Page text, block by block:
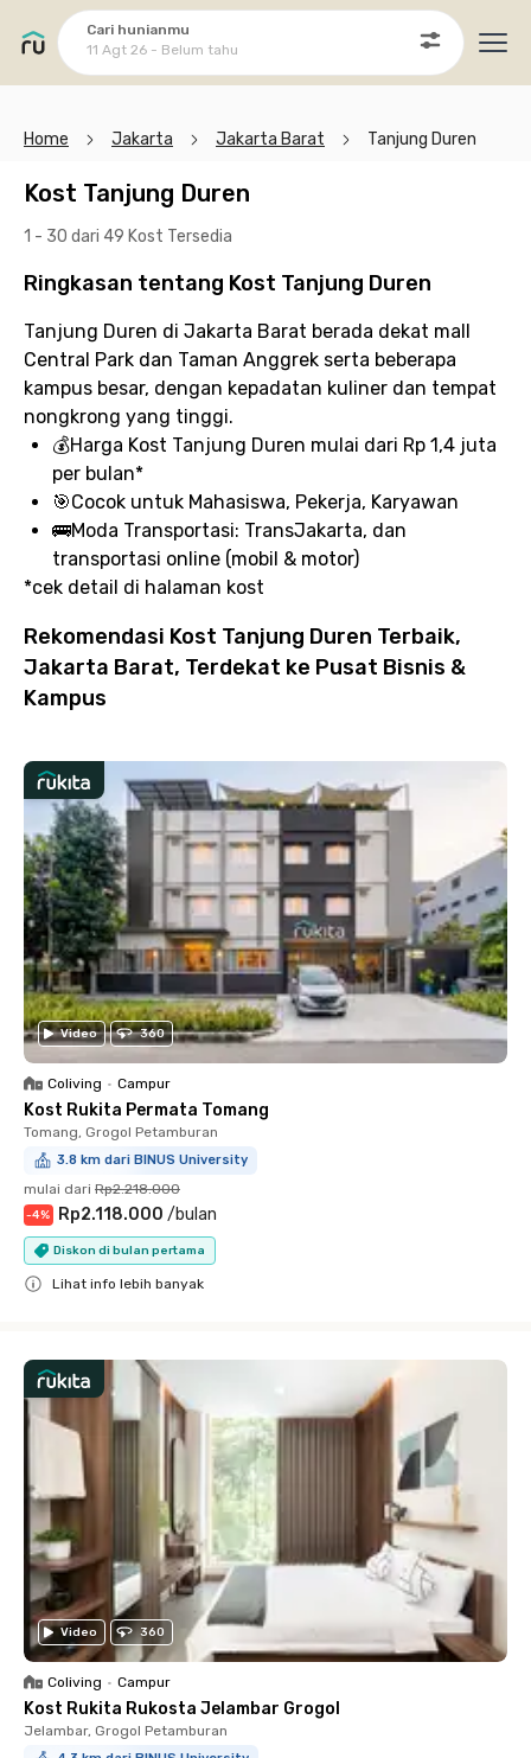
Cari hunianmu
11 Agt 26 - Belum tahu
Home Jakarta Jakarta Barat Tanjung Duren
Kost Tanjung Duren
1 - 30 dari 49 Kost Tersedia
Ringkasan tentang Kost Tanjung Duren
Tanjung Duren di Jakarta Barat berada dekat mall
Central Park dan Taman Anggrek serta beberapa
kampus besar, dengan kepadatan kuliner dan tempat
nongkrong yang tinggi.
💰Harga Kost Tanjung Duren mulai dari Rp 1,4 juta
per bulan*
🎯Cocok untuk Mahasiswa, Pekerja, Karyawan
🚌Moda Transportasi: TransJakarta, dan
transportasi online (mobil & motor)
*cek detail di halaman kost
Rekomendasi Kost Tanjung Duren Terbaik,
Jakarta Barat, Terdekat ke Pusat Bisnis &
Kampus
Video 360
Coliving • Campur
Kost Rukita Permata Tomang
Tomang, Grogol Petamburan
3.8 km dari BINUS University
mulai dari Rp2.218.000
-4% Rp2.118.000 /bulan
Diskon di bulan pertama
Lihat info lebih banyak
Video 360
Coliving • Campur
Kost Rukita Rukosta Jelambar Grogol
Jelambar, Grogol Petamburan